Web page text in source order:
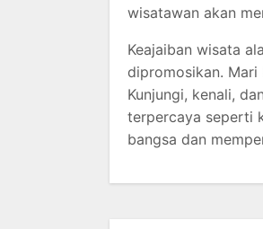
wisatawan akan
Keajaiban wisata
dipromosikan. Mari
Kunjungi, kenali,
terpercaya seperti
bangsa dan